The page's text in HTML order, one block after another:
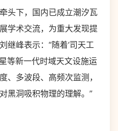
下，国内已成立潮汐瓦
学术交流，为重大发现提
继峰表示：“随着‘司天工
等新一代时域天文设施运
、多波段、高频次监测，
黑洞吸积物理的理解。”